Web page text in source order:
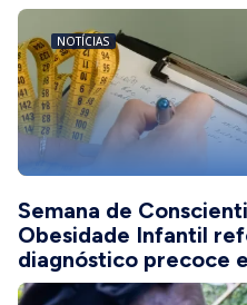
NOTÍCIAS
Semana de
Obesidade Infantil
diagnóstico precoce